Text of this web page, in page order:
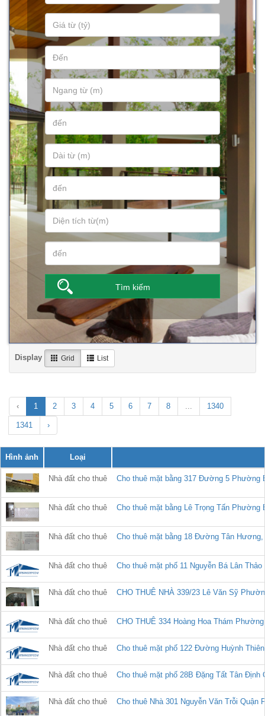
Display Grid List
‹ 1 2 3 4 5 6 7 8 ... 1340
1341 ›
Hình ảnh Loại
Nhà đất cho thuê Cho thuê mặt bằng 317 Đường 5 Phường
Nhà đất cho thuê Cho thuê mặt bằng Lê Trọng Tấn Phường
Nhà đất cho thuê Cho thuê mặt bằng 18 Đường Tân
Nhà đất cho thuê Cho thuê mặt phố 11 Nguyễn Bá Lân
Nhà đất cho thuê CHO THUÊ NHÀ 339/23 Lê Văn Sỹ
Nhà đất cho thuê CHO THUÊ 334 Hoàng Hoa Thám
Nhà đất cho thuê Cho thuê mặt phố 122 Đường Huỳnh
Nhà đất cho thuê Cho thuê mặt phố 28B Đặng Tất Tân Định
Nhà đất cho thuê Cho thuê Nhà 301 Nguyễn Văn Trỗi Quận